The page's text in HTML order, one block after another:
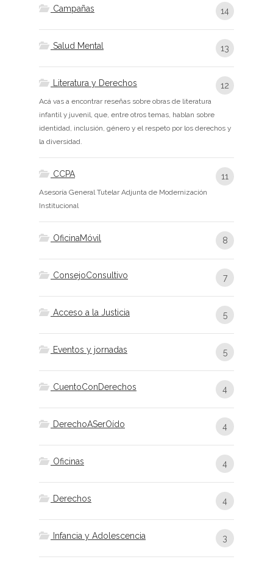
Campañas 14
Salud Mental 13
Literatura y Derechos 12
Acá vas a encontrar reseñas sobre obras de literatura
infantil y juvenil, que, entre otros temas, hablan sobre
identidad, inclusión, género y el respeto por los derechos y
la diversidad.
CCPA 11
Asesoría General Tutelar Adjunta de Modernización
Institucional
OficinaMóvil 8
ConsejoConsultivo 7
Acceso a la Justicia 5
Eventos y jornadas 5
CuentoConDerechos 4
DerechoASerOído 4
Oficinas 4
Derechos 4
Infancia y Adolescencia 3